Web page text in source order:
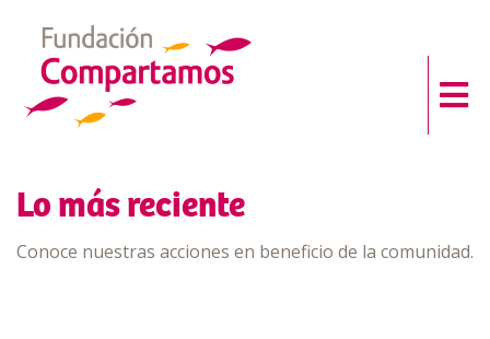
Lo más reciente
Conoce nuestras acciones en beneficio de la comunidad.